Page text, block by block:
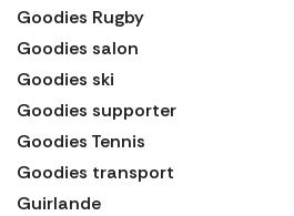
Goodies Rugby
Goodies salon
Goodies ski
Goodies supporter
Goodies Tennis
Goodies transport
Guirlande